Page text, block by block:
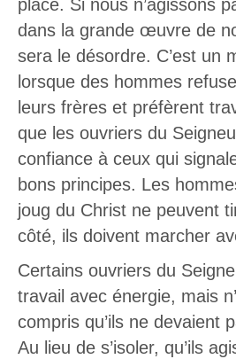
place. Si nous n’agissons
dans la grande œuvre de
sera le désordre. C’est un
lorsque des hommes
leurs frères et préfèrent
que les ouvriers du
confiance à ceux qui
bons principes. Les
joug du Christ ne peuvent
côté, ils doivent marcher
Certains ouvriers du
travail avec énergie, mais
compris qu’ils ne devaient
Au lieu de s’isoler, qu’ils